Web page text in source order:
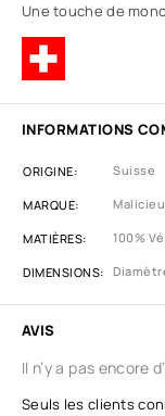
Une touche de
INFORMATIONS
ORIGINE Suisse
MARQUE
MATIÈRES 100%
DIMENSIONS
AVIS
Il n’y a pas encore
Seuls les clients